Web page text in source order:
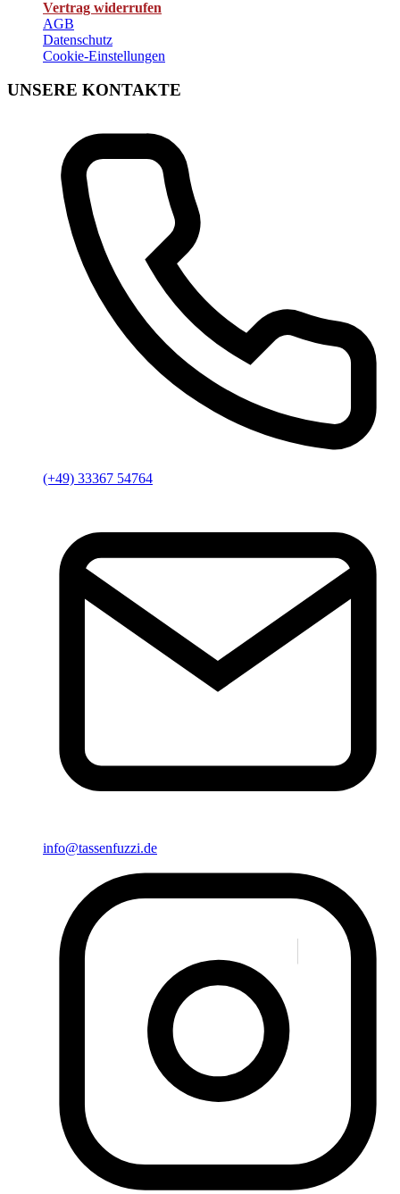
Vertrag widerrufen
AGB
Datenschutz
Cookie-Einstellungen
UNSERE KONTAKTE
(+49) 33367 54764
info@tassenfuzzi.de